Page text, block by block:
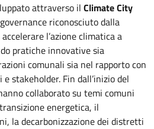
attraverso il Climate City
riconosciuto dalla
l’azione climatica a
pratiche innovative sia
comunali sia nel rapporto con
stakeholder. Fin dall’inizio del
collaborato su temi comuni
energetica, il
la decarbonizzazione dei distretti